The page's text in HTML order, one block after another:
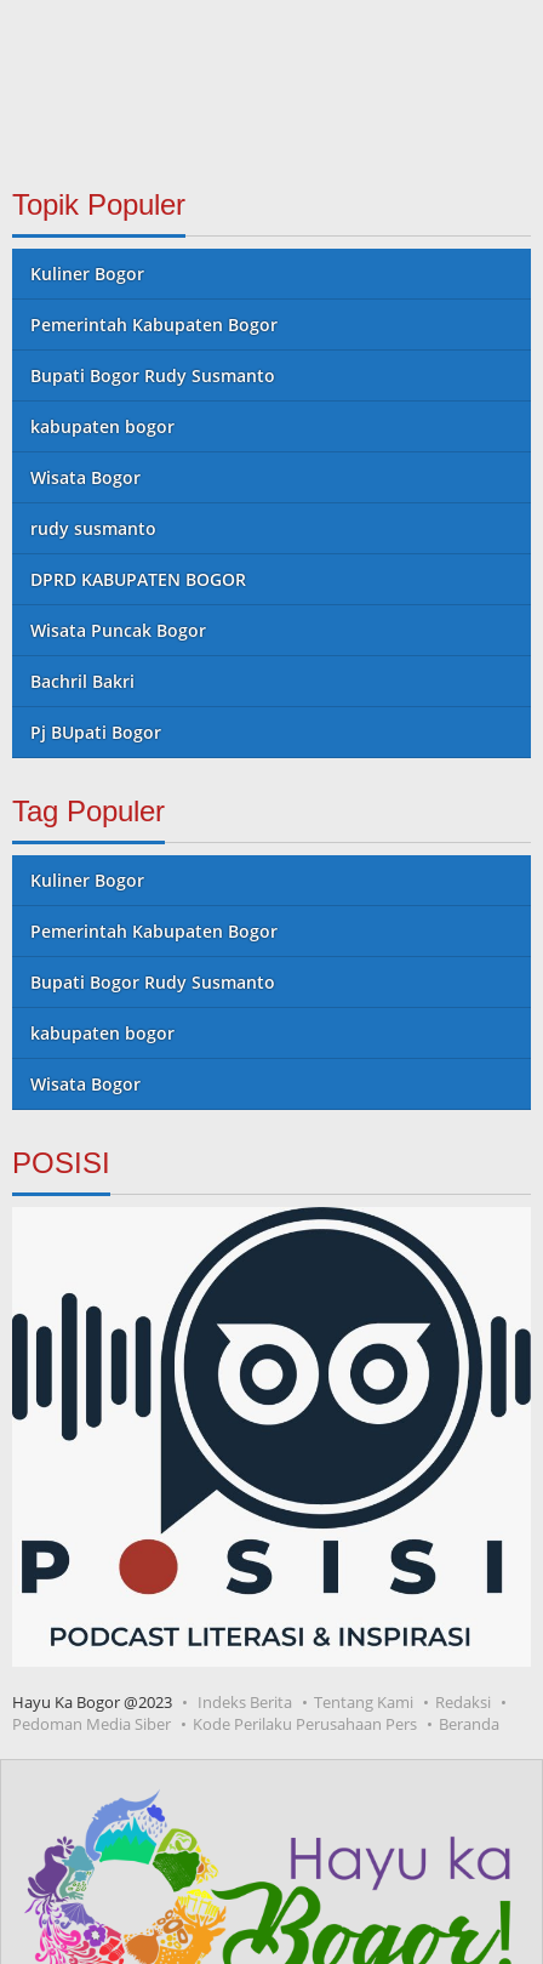
Topik Populer
Kuliner Bogor
Pemerintah Kabupaten Bogor
Bupati Bogor Rudy Susmanto
kabupaten bogor
Wisata Bogor
rudy susmanto
DPRD KABUPATEN BOGOR
Wisata Puncak Bogor
Bachril Bakri
Pj BUpati Bogor
Tag Populer
Kuliner Bogor
Pemerintah Kabupaten Bogor
Bupati Bogor Rudy Susmanto
kabupaten bogor
Wisata Bogor
POSISI
Hayu Ka Bogor @2023 Indeks Berita Tentang Kami
Redaksi
Pedoman Media Siber
Kode Perilaku Perusahaan Pers Beranda